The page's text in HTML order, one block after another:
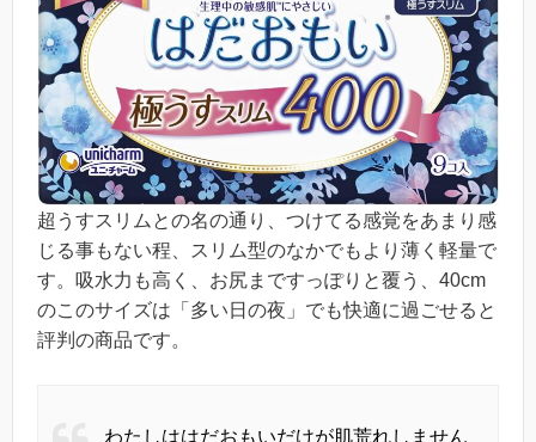
超うすスリムとの名の通り、つけてる感覚をあまり感
じる事もない程、スリム型のなかでもより薄く軽量で
す。吸水力も高く、お尻まですっぽりと覆う、40cm
のこのサイズは「多い日の夜」でも快適に過ごせると
評判の商品です。
わたしははだおもいだけが肌荒れしません